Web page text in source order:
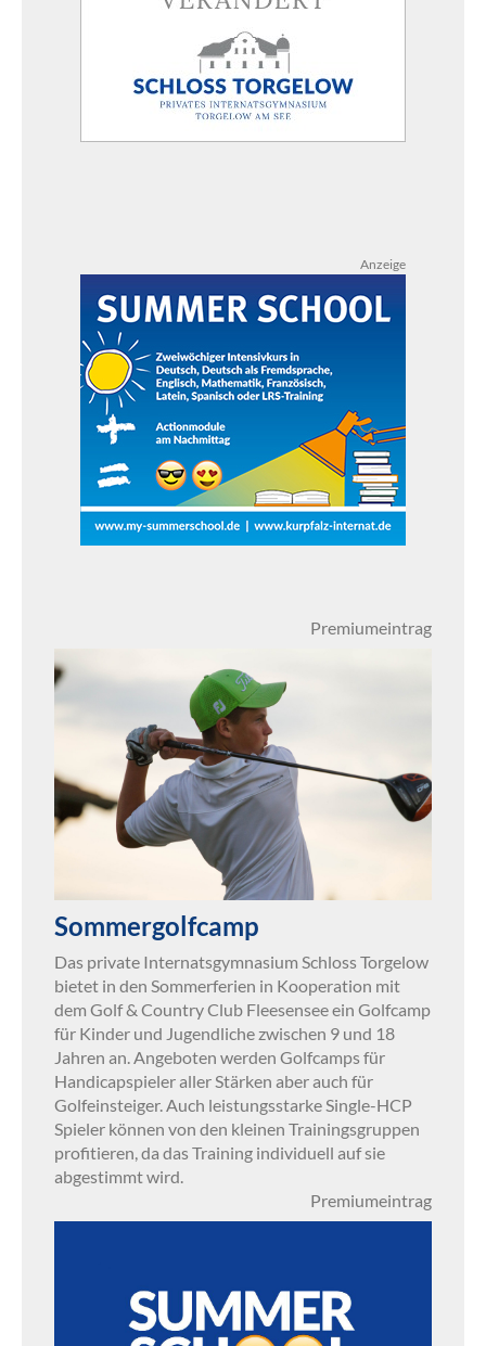
Anzeige
Premiumeintrag
Sommergolfcamp
Das private Internatsgymnasium Schloss Torgelow
bietet in den Sommerferien in Kooperation mit
dem Golf & Country Club Fleesensee ein Golfcamp
für Kinder und Jugendliche zwischen 9 und 18
Jahren an. Angeboten werden Golfcamps für
Handicapspieler aller Stärken aber auch für
Golfeinsteiger. Auch leistungsstarke Single-HCP
Spieler können von den kleinen Trainingsgruppen
profitieren, da das Training individuell auf sie
abgestimmt wird.
Premiumeintrag